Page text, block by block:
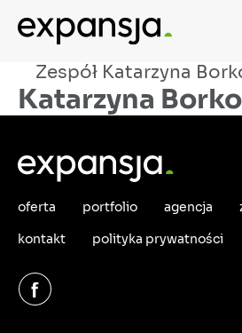
Zespół Katarzyna
Katarzyna
oferta portfolio agencja
kontakt
polityka prywatności